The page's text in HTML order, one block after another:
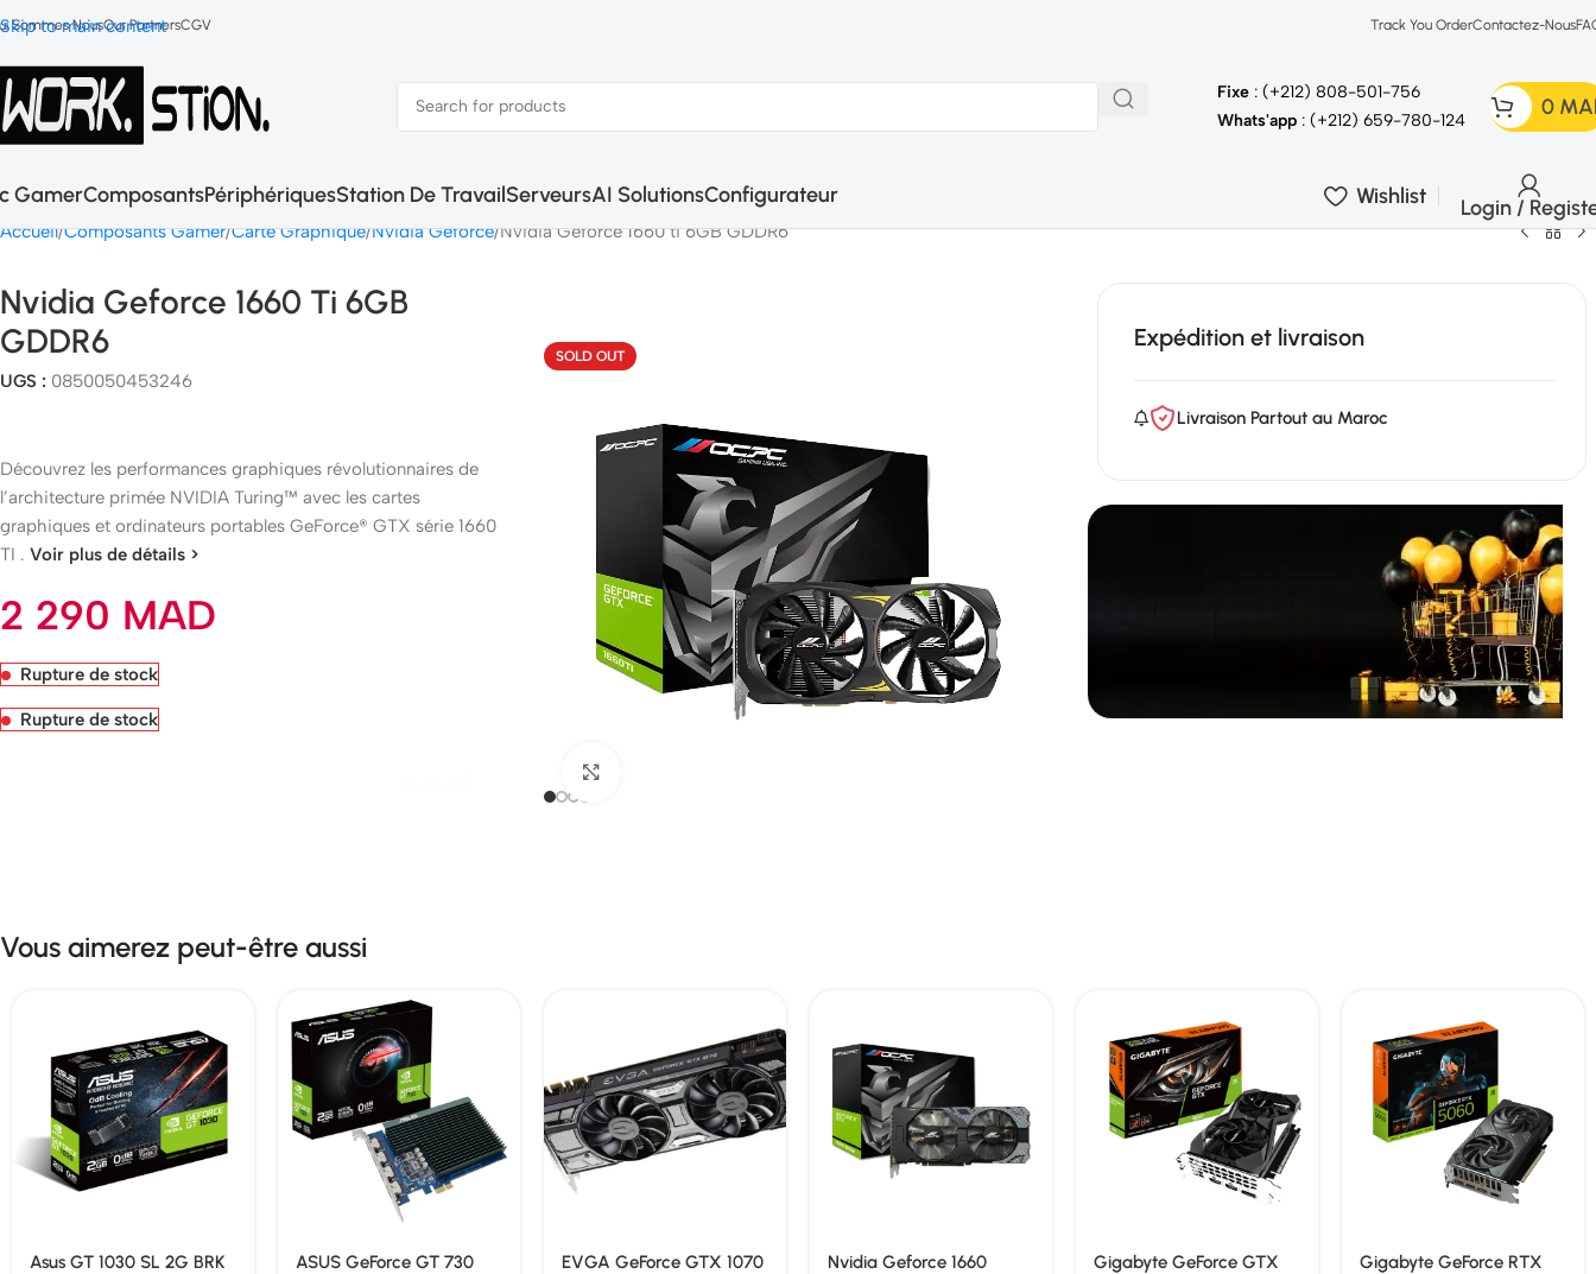
Skip to main content
Sommes NousOur PartnersCGV Track You OrderContactez-Nous
Fixe : (+212) 808-501-756
Whats'app : (+212) 659-780-124
0
GamerComposantsPériphériquesStation De TravailServeursAI SolutionsConfigurateur Wishlist Login /
Accueil Composants Gamer Carte Graphique Nvidia Geforce Nvidia Geforce 1660 ti 6GB GDDR6
Nvidia Geforce 1660 Ti 6GB
GDDR6
UGS : 0850050453246
Découvrez les performances graphiques révolutionnaires de
l’architecture primée NVIDIA Turing™ avec les cartes
graphiques et ordinateurs portables GeForce® GTX série 1660
TI . Voir plus de détails >
2 290 MAD
Rupture de stock
Rupture de stock
SOLD OUT
Expédition et livraison
Livraison Partout au Maroc
Vous aimerez peut-être aussi
Asus GT 1030 SL 2G BRK
ASUS GeForce GT 730
EVGA GeForce GTX 1070
Nvidia Geforce 1660
Gigabyte GeForce GTX
Gigabyte GeForce RTX